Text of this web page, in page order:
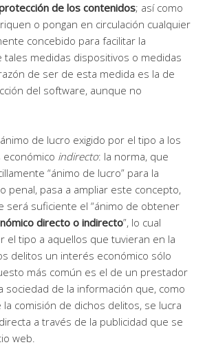
de los contenidos; así como
o pongan en circulación cualquier
concebido para facilitar la
tales medidas dispositivos o medidas
de ser de esta medida es la de
del software, aunque no
de lucro exigido por el tipo a los
indirecto: la norma, que
“ánimo de lucro” para la
penal, pasa a ampliar este concepto,
será suficiente el “ánimo de obtener
directo o indirecto”, lo cual
el tipo a aquellos que tuvieran en la
delitos un interés económico sólo
más común es el de un prestador
sociedad de la información que, como
la comisión de dichos delitos, se lucra
a través de la publicidad que se
web.